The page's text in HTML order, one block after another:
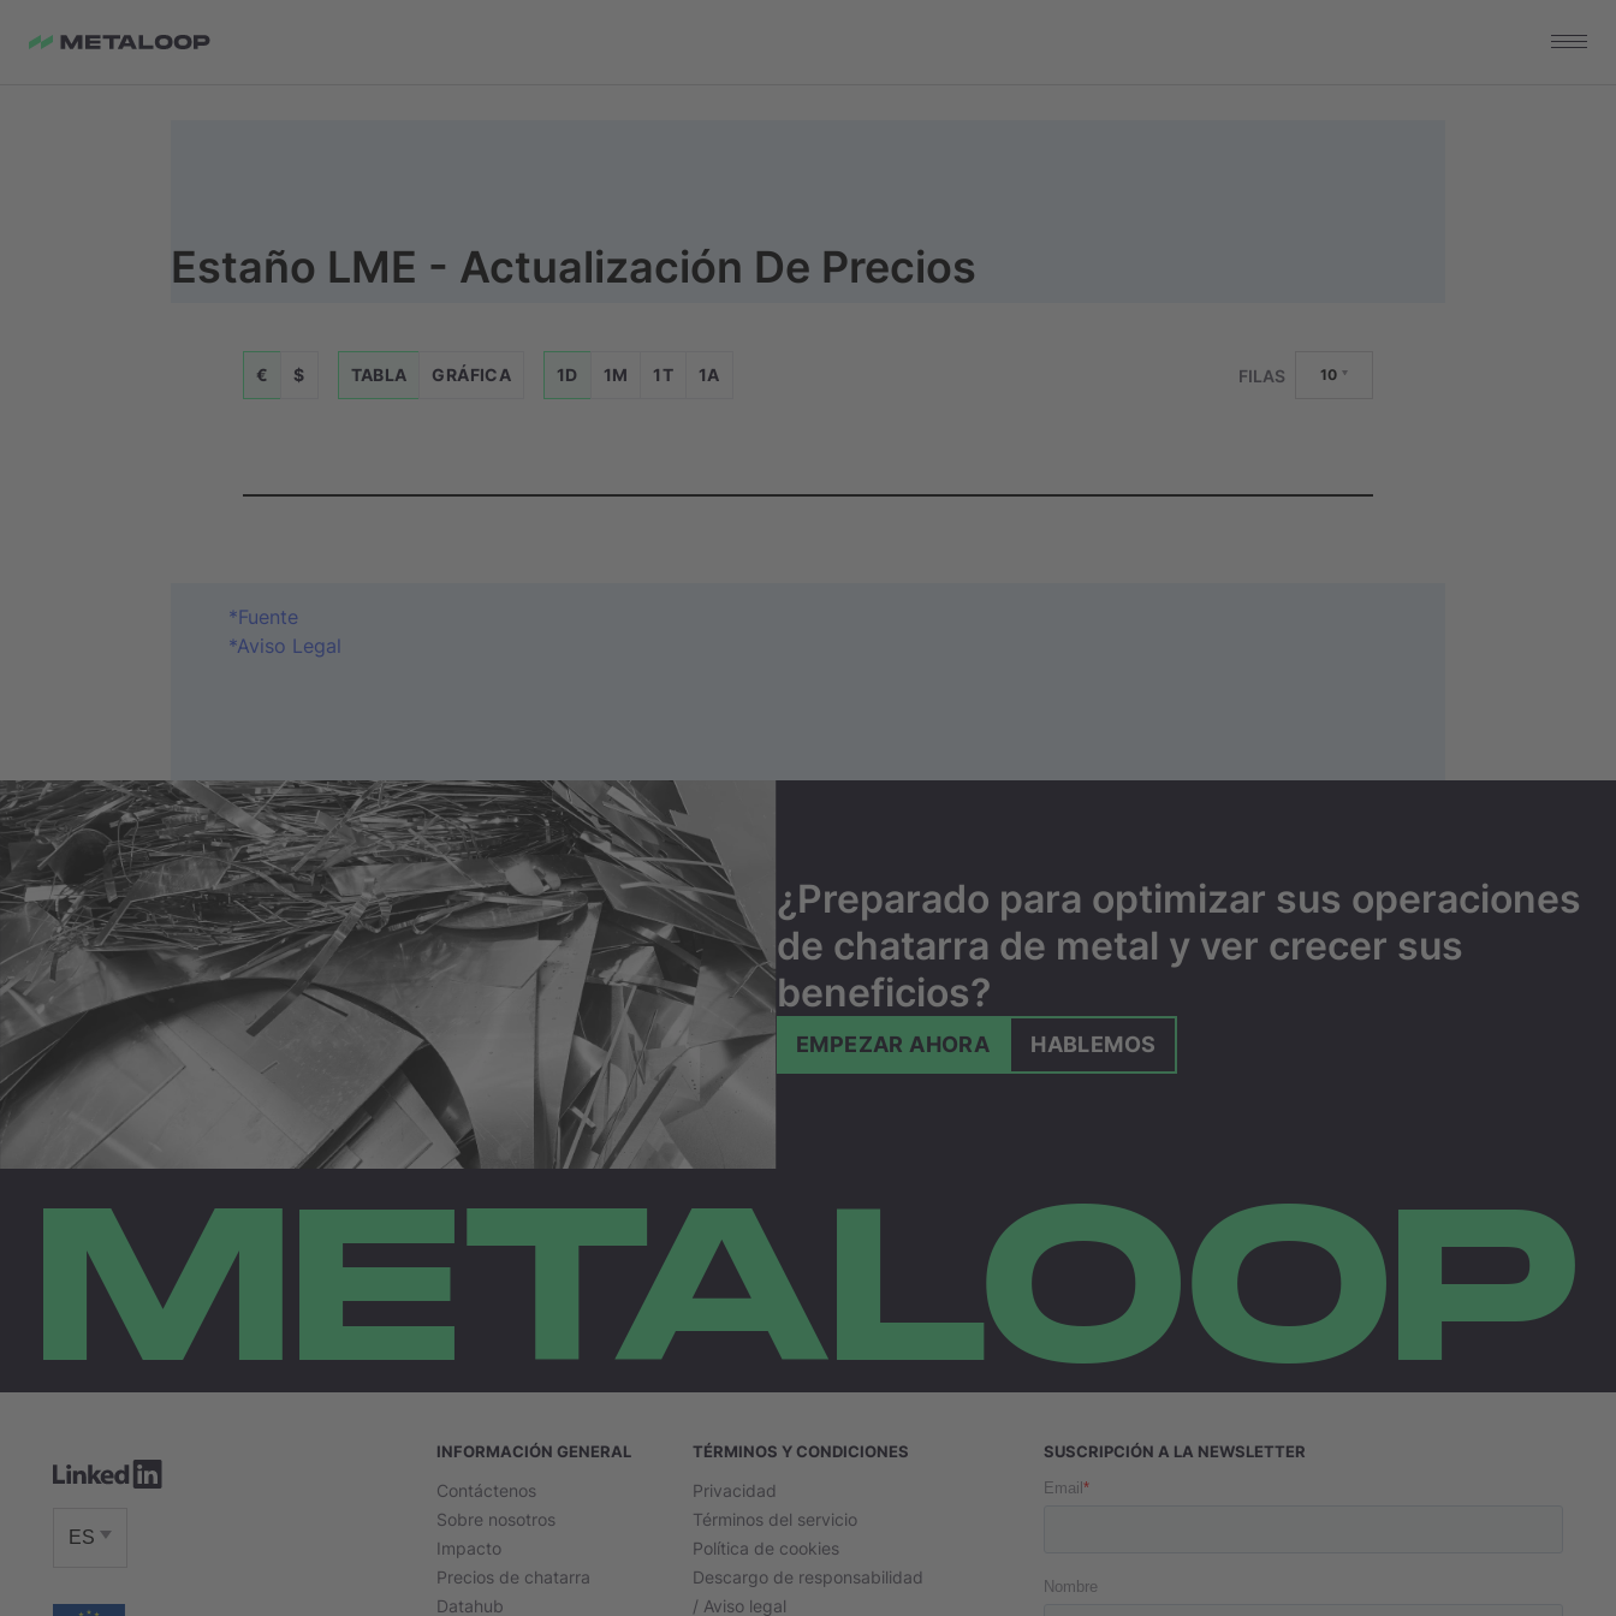
Estaño LME - Actualización De Precios
€ $ TABLA GRÁFICA 1D 1M 1T 1A FILAS 10
*Fuente
*Aviso Legal
¿Preparado para optimizar sus operaciones
de chatarra de metal y ver crecer sus
beneficios?
EMPEZAR AHORA HABLEMOS
METALOOP
ES
INFORMACIÓN GENERAL
Contáctenos
Sobre nosotros
Impacto
Precios de chatarra
Datahub
TÉRMINOS Y CONDICIONES
Privacidad
Términos del servicio
Política de cookies
Descargo de responsabilidad
/ Aviso legal
SUSCRIPCIÓN A LA NEWSLETTER